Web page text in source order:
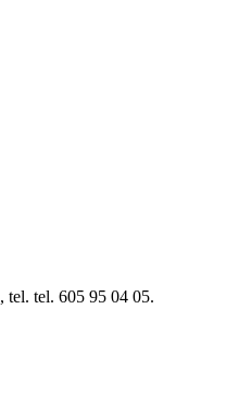
, tel. tel. 605 95 04 05.